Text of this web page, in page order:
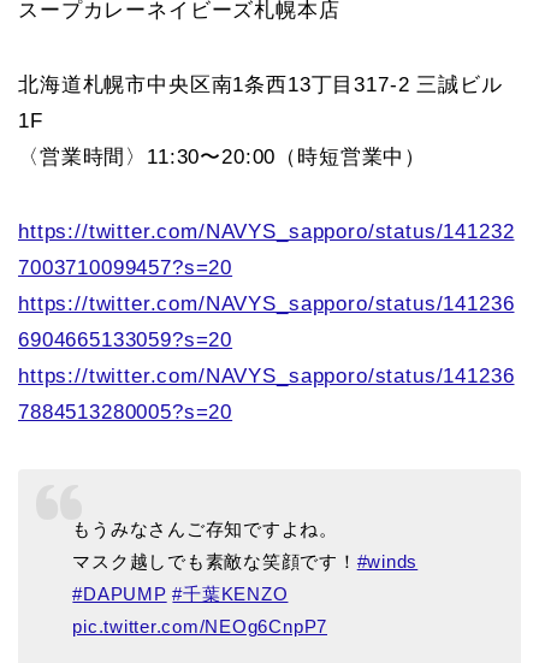
スープカレーネイビーズ札幌本店
北海道札幌市中央区南1条西13丁目317-2 三誠ビル
1F
〈営業時間〉11:30〜20:00（時短営業中）
https://twitter.com/NAVYS_sapporo/status/141232
7003710099457?s=20
https://twitter.com/NAVYS_sapporo/status/141236
6904665133059?s=20
https://twitter.com/NAVYS_sapporo/status/141236
7884513280005?s=20
もうみなさんご存知ですよね。
マスク越しでも素敵な笑顔です！ #winds
#DAPUMP #千葉KENZO
pic.twitter.com/NEOg6CnpP7